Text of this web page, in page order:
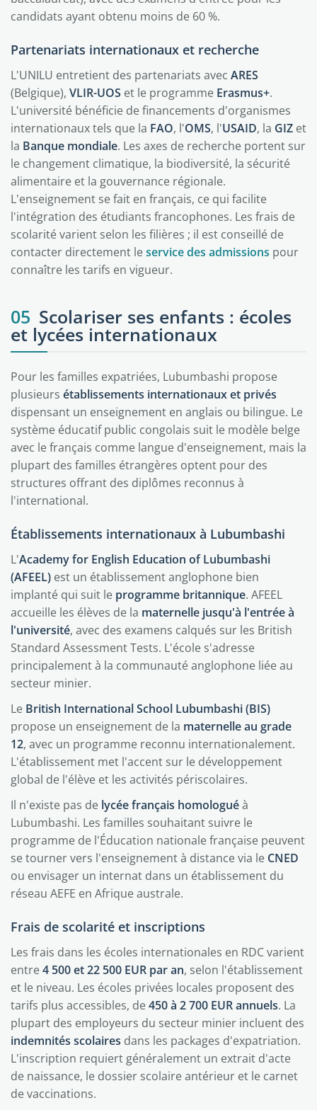
candidats ayant obtenu moins de 60 %.
Partenariats internationaux et recherche
L'UNILU entretient des partenariats avec ARES
(Belgique), VLIR-UOS et le programme Erasmus+.
L'université bénéficie de financements d'organismes
internationaux tels que la FAO, l'OMS, l'USAID, la GIZ et
la Banque mondiale. Les axes de recherche portent sur
le changement climatique, la biodiversité, la sécurité
alimentaire et la gouvernance régionale.
L'enseignement se fait en français, ce qui facilite
l'intégration des étudiants francophones. Les frais de
scolarité varient selon les filières ; il est conseillé de
contacter directement leservice des admissions pour
connaître les tarifs en vigueur.
05 Scolariser ses enfants : écoles
et lycées internationaux
Pour les familles expatriées, Lubumbashi propose
plusieurs établissements internationaux et privés
dispensant un enseignement en anglais ou bilingue. Le
système éducatif public congolais suit le modèle belge
avec le français comme langue d'enseignement, mais la
plupart des familles étrangères optent pour des
structures offrant des diplômes reconnus à
l'international.
Établissements internationaux à Lubumbashi
L'Academy for English Education of Lubumbashi
(AFEEL) est un établissement anglophone bien
implanté qui suit le programme britannique. AFEEL
accueille les élèves de la maternelle jusqu'à l'entrée à
l'université, avec des examens calqués sur les British
Standard Assessment Tests. L'école s'adresse
principalement à la communauté anglophone liée au
secteur minier.
Le British International School Lubumbashi (BIS)
propose un enseignement de la maternelle au grade
12, avec un programme reconnu internationalement.
L'établissement met l'accent sur le développement
global de l'élève et les activités périscolaires.
Il n'existe pas de lycée français homologuéà
Lubumbashi. Les familles souhaitant suivre le
programme de l'Éducation nationale française peuvent
se tourner vers l'enseignement à distance via le CNED
ou envisager un internat dans un établissement du
réseau AEFE en Afrique australe.
Frais de scolarité et inscriptions
Les frais dans les écoles internationales en RDC varient
entre4 500 et 22 500 EUR par an, selon l'établissement
et le niveau. Les écoles privées locales proposent des
tarifs plus accessibles, de450 à 2 700 EUR annuels. La
plupart des employeurs du secteur minier incluent des
indemnités scolaires dans les packages d'expatriation.
L'inscription requiert généralement un extrait d'acte
de naissance, le dossier scolaire antérieur et le carnet
de vaccinations.